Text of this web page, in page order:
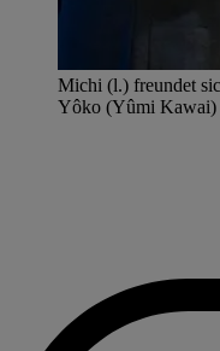
Michi (l.) freundet
Yôko (Yûmi Kawai)